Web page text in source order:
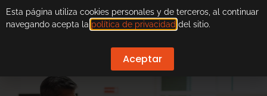
Esta página utiliza cookies personales y de terceros, al continuar
navegando acepta la política de privacidad del sitio.
Aceptar